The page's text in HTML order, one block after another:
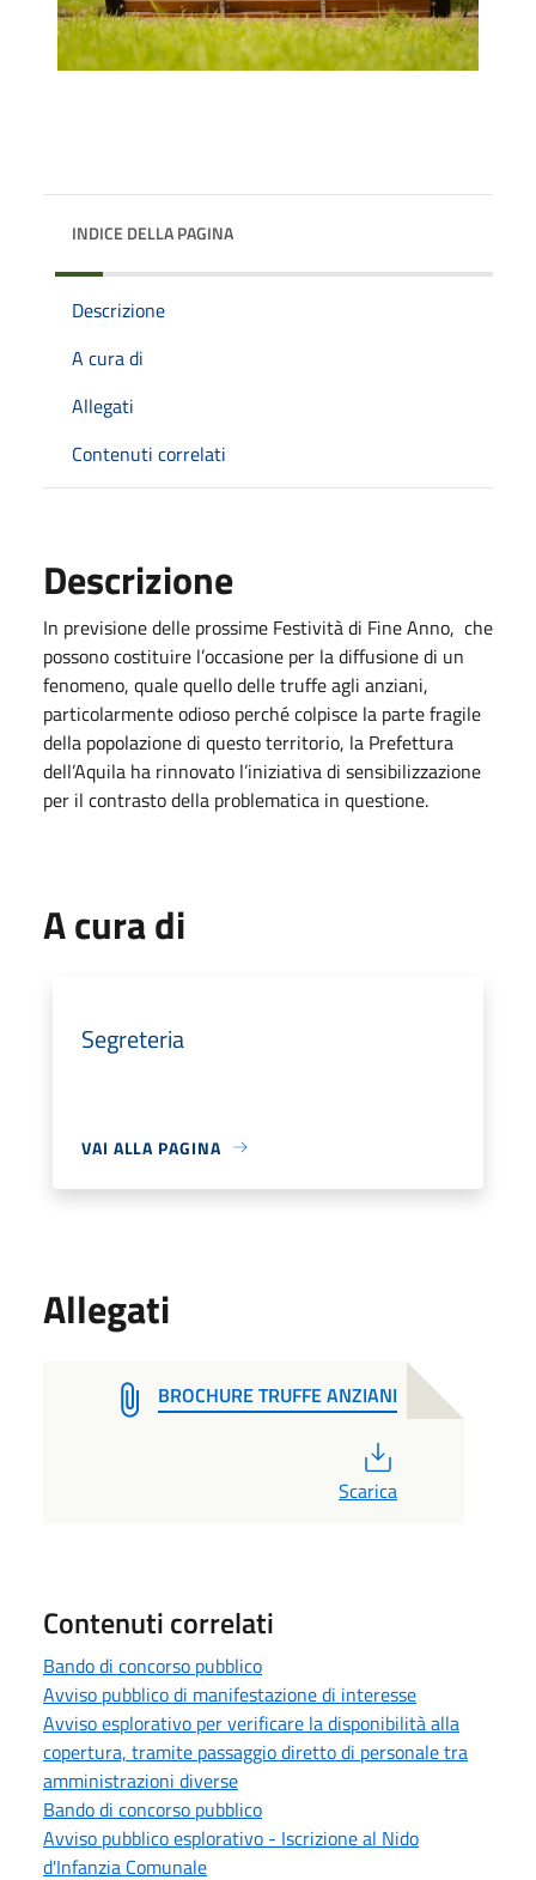
INDICE DELLA PAGINA
Descrizione
A cura di
Allegati
Contenuti correlati
Descrizione
In previsione delle prossime Festività di Fine Anno, che
possono costituire l’occasione per la diffusione di un
fenomeno, quale quello delle truffe agli anziani,
particolarmente odioso perché colpisce la parte fragile
della popolazione di questo territorio, la Prefettura
dell’Aquila ha rinnovato l’iniziativa di sensibilizzazione
per il contrasto della problematica in questione.
A cura di
Segreteria
VAI ALLA PAGINA
Allegati
BROCHURE TRUFFE ANZIANI
Scarica
Contenuti correlati
Bando di concorso pubblico
Avviso pubblico di manifestazione di interesse
Avviso esplorativo per verificare la disponibilità alla
copertura, tramite passaggio diretto di personale tra
amministrazioni diverse
Bando di concorso pubblico
Avviso pubblico esplorativo - Iscrizione al Nido
d'Infanzia Comunale